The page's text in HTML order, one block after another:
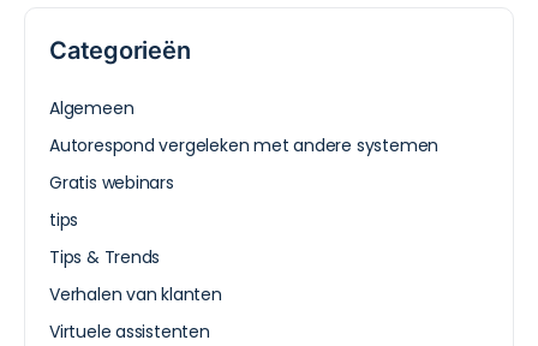
Categorieën
Algemeen
Autorespond vergeleken met andere systemen
Gratis webinars
tips
Tips & Trends
Verhalen van klanten
Virtuele assistenten